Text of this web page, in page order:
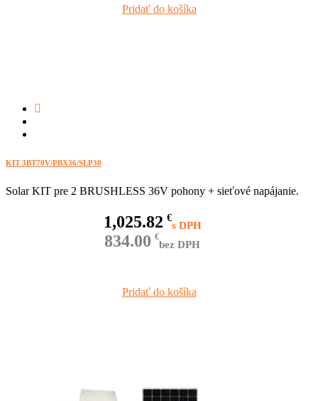
Pridať do košíka
KIT 3BT70V/PBX36/SLP30
Solar KIT pre 2 BRUSHLESS 36V pohony + sieťové napájanie.
€
1,025.82
€
834.00 bez DPH
Pridať do košíka